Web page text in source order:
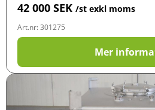
42 000 SEK /st exkl moms
Art.nr: 301275
Mer